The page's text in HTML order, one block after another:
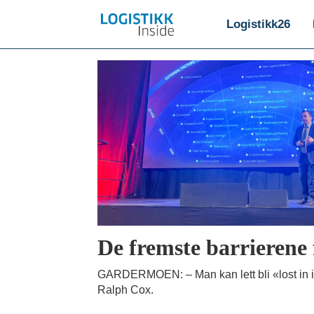
Logistikk26
gardermoen
De fremste
GARDERMOEN: – Man kan lett bli «lost in
Ralph Cox.